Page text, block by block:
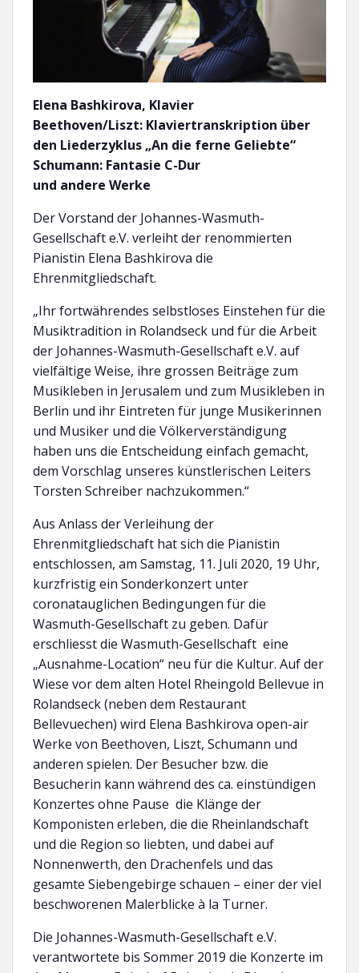
Elena Bashkirova, Klavier
Beethoven/Liszt: Klaviertranskription über
den Liederzyklus „An die ferne Geliebte“
Schumann: Fantasie C-Dur
und andere Werke
Der Vorstand der Johannes-Wasmuth-
Gesellschaft e.V. verleiht der renommierten
Pianistin Elena Bashkirova die
Ehrenmitgliedschaft.
„Ihr fortwährendes selbstloses Einstehen für die
Musiktradition in Rolandseck und für die Arbeit
der Johannes-Wasmuth-Gesellschaft e.V. auf
vielfältige Weise, ihre grossen Beiträge zum
Musikleben in Jerusalem und zum Musikleben in
Berlin und ihr Eintreten für junge Musikerinnen
und Musiker und die Völkerverständigung
haben uns die Entscheidung einfach gemacht,
dem Vorschlag unseres künstlerischen Leiters
Torsten Schreiber nachzukommen.“
Aus Anlass der Verleihung der
Ehrenmitgliedschaft hat sich die Pianistin
entschlossen, am Samstag, 11. Juli 2020, 19 Uhr,
kurzfristig ein Sonderkonzert unter
coronatauglichen Bedingungen für die
Wasmuth-Gesellschaft zu geben. Dafür
erschliesst die Wasmuth-Gesellschaft eine
„Ausnahme-Location“ neu für die Kultur. Auf der
Wiese vor dem alten Hotel Rheingold Bellevue in
Rolandseck (neben dem Restaurant
Bellevuechen) wird Elena Bashkirova open-air
Werke von Beethoven, Liszt, Schumann und
anderen spielen. Der Besucher bzw. die
Besucherin kann während des ca. einstündigen
Konzertes ohne Pause die Klänge der
Komponisten erleben, die die Rheinlandschaft
und die Region so liebten, und dabei auf
Nonnenwerth, den Drachenfels und das
gesamte Siebengebirge schauen – einer der viel
beschworenen Malerblicke à la Turner.
Die Johannes-Wasmuth-Gesellschaft e.V.
verantwortete bis Sommer 2019 die Konzerte im